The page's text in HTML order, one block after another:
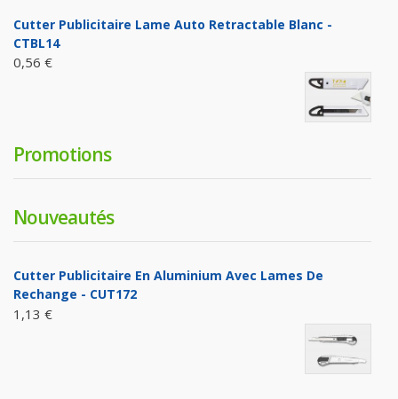
Cutter Publicitaire Lame Auto Retractable Blanc -
CTBL14
0,56 €
Promotions
Nouveautés
Cutter Publicitaire En Aluminium Avec Lames De
Rechange - CUT172
1,13 €